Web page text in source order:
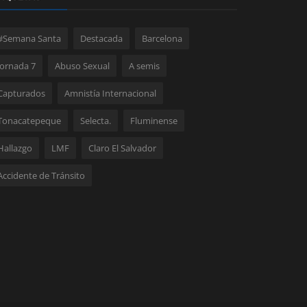
Santa Destacada Barcelona
7 Abuso Sexual A semis
Amnistía Internacional
Selecta. Fluminense
LMF Claro El Salvador
de Tránsito